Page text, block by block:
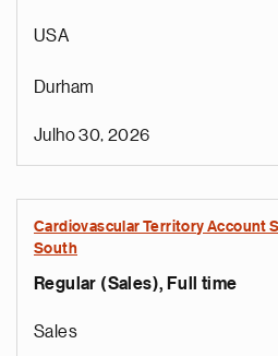
USA
Durham
Julho 30, 2026
Cardiovascular Territory Account
South
Regular (Sales), Full time
Sales